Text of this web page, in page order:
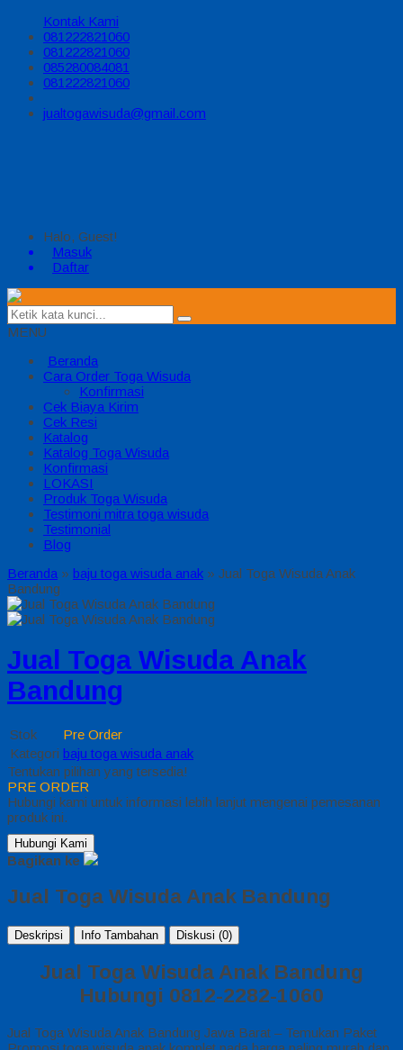
Kontak Kami
081222821060
081222821060
085280084081
081222821060
jualtogawisuda@gmail.com
Halo, Guest!
Masuk
Daftar
MENU
Beranda
Cara Order Toga Wisuda
Konfirmasi
Cek Biaya Kirim
Cek Resi
Katalog
Katalog Toga Wisuda
Konfirmasi
LOKASI
Produk Toga Wisuda
Testimoni mitra toga wisuda
Testimonial
Blog
Beranda » baju toga wisuda anak » Jual Toga Wisuda Anak
Bandung
Jual Toga Wisuda Anak
Bandung
Stok
Pre Order
Kategori baju toga wisuda anak
Tentukan pilihan yang tersedia!
PRE ORDER
Hubungi kami untuk informasi lebih lanjut mengenai pemesanan
produk ini.
Hubungi Kami
Bagikan ke
Jual Toga Wisuda Anak Bandung
Deskripsi Info Tambahan Diskusi (0)
Jual Toga Wisuda Anak Bandung
Hubungi 0812-2282-1060
Jual Toga Wisuda Anak Bandung Jawa Barat – Temukan Paket